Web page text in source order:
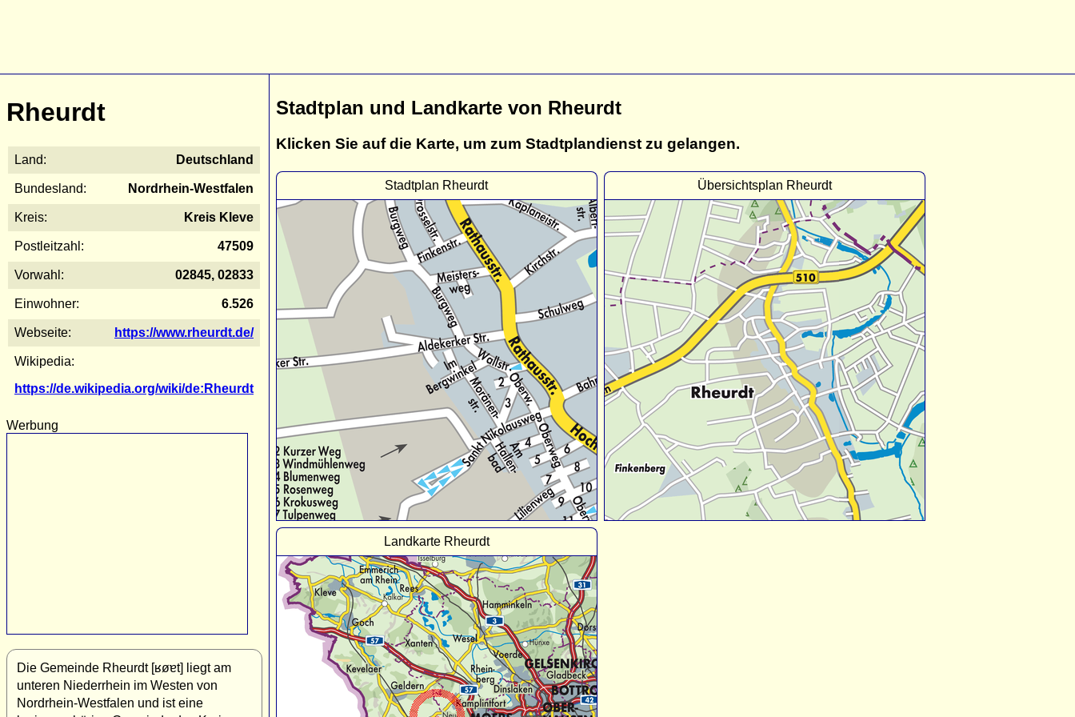
Rheurdt
Land: Deutschland
Bundesland: Nordrhein-Westfalen
Kreis: Kreis Kleve
Postleitzahl: 47509
Vorwahl: 02845, 02833
Einwohner: 6.526
Webseite: https://www.rheurdt.de/
Wikipedia:
https://de.wikipedia.org/wiki/de:Rheurdt
Werbung
Die Gemeinde Rheurdt [ʁøɐt] liegt am
unteren Niederrhein im Westen von
Nordrhein-Westfalen und ist eine
Stadtplan und Landkarte von Rheurdt
Klicken Sie auf die Karte, um zum Stadtplandienst zu gelangen.
Stadtplan Rheurdt Übersichtsplan Rheurdt
Landkarte Rheurdt